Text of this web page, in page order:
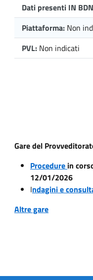
Dati presenti IN
Piattaforma: Non
PVL: Non indicati
Gare del
Procedure in
12/01/2026
Indagini e
Altre gare